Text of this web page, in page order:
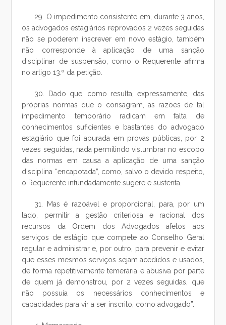
29. O impedimento consistente em, durante 3 anos,
os advogados estagiários reprovados 2 vezes seguidas
não se poderem inscrever em novo estágio, também
não corresponde à aplicação de uma sanção
disciplinar de suspensão, como o Requerente afirma
no artigo 13.º da petição.
30. Dado que, como resulta, expressamente, das
próprias normas que o consagram, as razões de tal
impedimento temporário radicam em falta de
conhecimentos suficientes e bastantes do advogado
estagiário que foi apurada em provas públicas, por 2
vezes seguidas, nada permitindo vislumbrar no escopo
das normas em causa a aplicação de uma sanção
disciplina “encapotada”, como, salvo o devido respeito,
o Requerente infundadamente sugere e sustenta.
31. Mas é razoável e proporcional, para, por um
lado, permitir a gestão criteriosa e racional dos
recursos da Ordem dos Advogados afetos aos
serviços de estágio que compete ao Conselho Geral
regular e administrar e, por outro, para prevenir e evitar
que esses mesmos serviços sejam acedidos e usados,
de forma repetitivamente temerária e abusiva por parte
de quem já demonstrou, por 2 vezes seguidas, que
não possuía os necessários conhecimentos e
capacidades para vir a ser inscrito, como advogado”.